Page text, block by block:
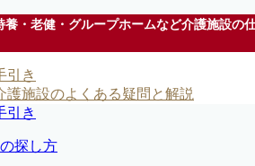
養・老健・グループホームなど介護施設の
探し方